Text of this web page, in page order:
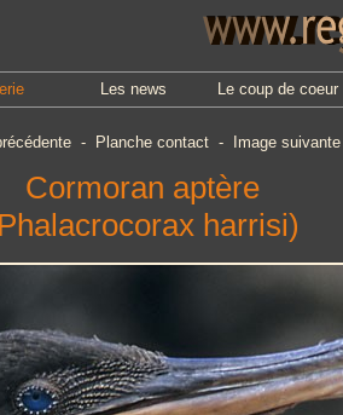
Les news Le coup de coeur
- Planche contact- Image suivante
Cormoran aptère
harrisi)